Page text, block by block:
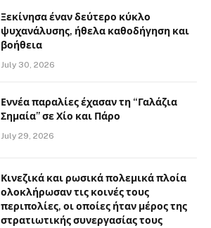
Ξεκίνησα έναν δεύτερο κύκλο
ψυχανάλυσης, ήθελα καθοδήγηση και
βοήθεια
July 30, 2026
Εννέα παραλίες έχασαν τη “Γαλάζια
Σημαία” σε Χίο και Πάρο
July 29, 2026
Κινεζικά και ρωσικά πολεμικά πλοία
ολοκλήρωσαν τις κοινές τους
περιπολίες, οι οποίες ήταν μέρος της
στρατιωτικής συνεργασίας τους